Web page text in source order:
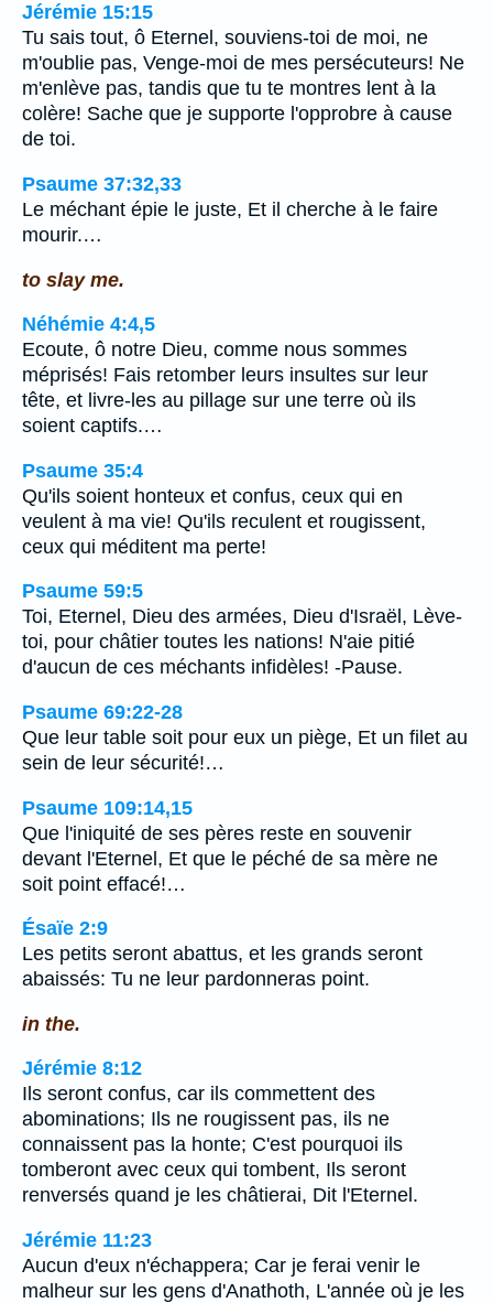
Jérémie 15:15
Tu sais tout, ô Eternel, souviens-toi de moi, ne
m'oublie pas, Venge-moi de mes persécuteurs! Ne
m'enlève pas, tandis que tu te montres lent à la
colère! Sache que je supporte l'opprobre à cause
de toi.
Psaume 37:32,33
Le méchant épie le juste, Et il cherche à le faire
mourir.…
to slay me.
Néhémie 4:4,5
Ecoute, ô notre Dieu, comme nous sommes
méprisés! Fais retomber leurs insultes sur leur
tête, et livre-les au pillage sur une terre où ils
soient captifs.…
Psaume 35:4
Qu'ils soient honteux et confus, ceux qui en
veulent à ma vie! Qu'ils reculent et rougissent,
ceux qui méditent ma perte!
Psaume 59:5
Toi, Eternel, Dieu des armées, Dieu d'Israël, Lève-
toi, pour châtier toutes les nations! N'aie pitié
d'aucun de ces méchants infidèles! -Pause.
Psaume 69:22-28
Que leur table soit pour eux un piège, Et un filet au
sein de leur sécurité!…
Psaume 109:14,15
Que l'iniquité de ses pères reste en souvenir
devant l'Eternel, Et que le péché de sa mère ne
soit point effacé!…
Ésaïe 2:9
Les petits seront abattus, et les grands seront
abaissés: Tu ne leur pardonneras point.
in the.
Jérémie 8:12
Ils seront confus, car ils commettent des
abominations; Ils ne rougissent pas, ils ne
connaissent pas la honte; C'est pourquoi ils
tomberont avec ceux qui tombent, Ils seront
renversés quand je les châtierai, Dit l'Eternel.
Jérémie 11:23
Aucun d'eux n'échappera; Car je ferai venir le
malheur sur les gens d'Anathoth, L'année où je les